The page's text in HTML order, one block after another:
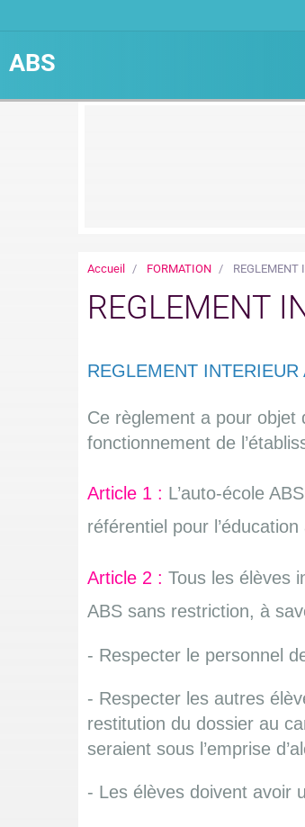
ABS
Accueil FORMATION REGLEMENT
REGLEMENT
REGLEMENT
Ce règlement a pour objet
fonctionnement de
Article 1 : L’auto-école
référentiel pour
Article 2 : Tous les élèves
ABS sans restriction, à
- Respecter le personnel
- Respecter les autres
restitution du dossier au
seraient sous l’emprise
- Les élèves doivent avoir